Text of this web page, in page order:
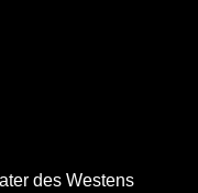
des Westens